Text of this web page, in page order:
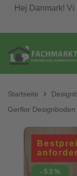
Hej Danmark!
Startseite
Gerflor Designboden
-53%